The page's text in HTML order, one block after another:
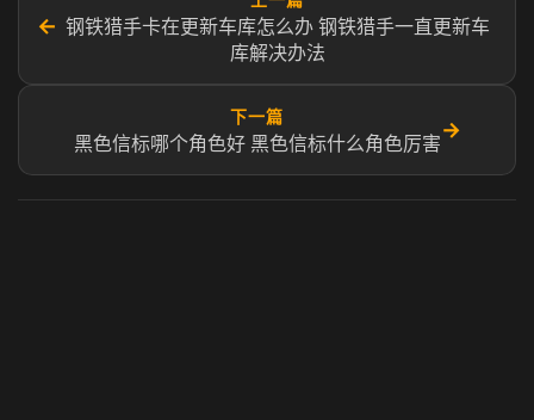
← 钢铁猎手卡在更新车库怎么办 钢铁猎手一直更新车
库解决办法
下一篇
黑色信标哪个角色好​ 黑色信标什么角色厉害​
→